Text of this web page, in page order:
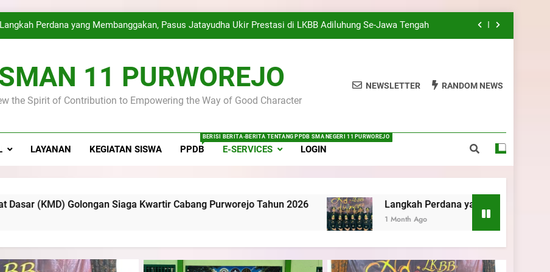
Langkah Perdana yang Membanggakan, Pasus Jatayudha Ukir Prestasi di LKBB Adiluhung Se-Jawa Tengah
Latihan Gabungan PKS SMA Negeri 11 Purworejo& SMK Negeri 6 Purworejo: Membangun Disiplin,
Kekompakan, dan Kepedulian
SMA Negeri 11 Purworejo menjadi Tuan Rumah Kursus Pembina Pramuka Mahir Tingkat Dasar (KMD)
Disiplin, dan Pengabdian Generasi Pramuka
11 PURWOREJO
the Spirit of Contribution to Empowering the Way of Good Character
NEWSLETTER RANDOM NEWS
LAYANAN KEGIATAN SISWA PPDB
BERISI BERITA-BERITA TENTANG PPDB SMA NEGERI 11 PURWOREJO
E-SERVICES LOGIN
Siaga Kwartir Cabang Purworejo Tahun 2026 Langkah Perdana yang Membanggakan, Pasus Jatayudha
1 Month Ago